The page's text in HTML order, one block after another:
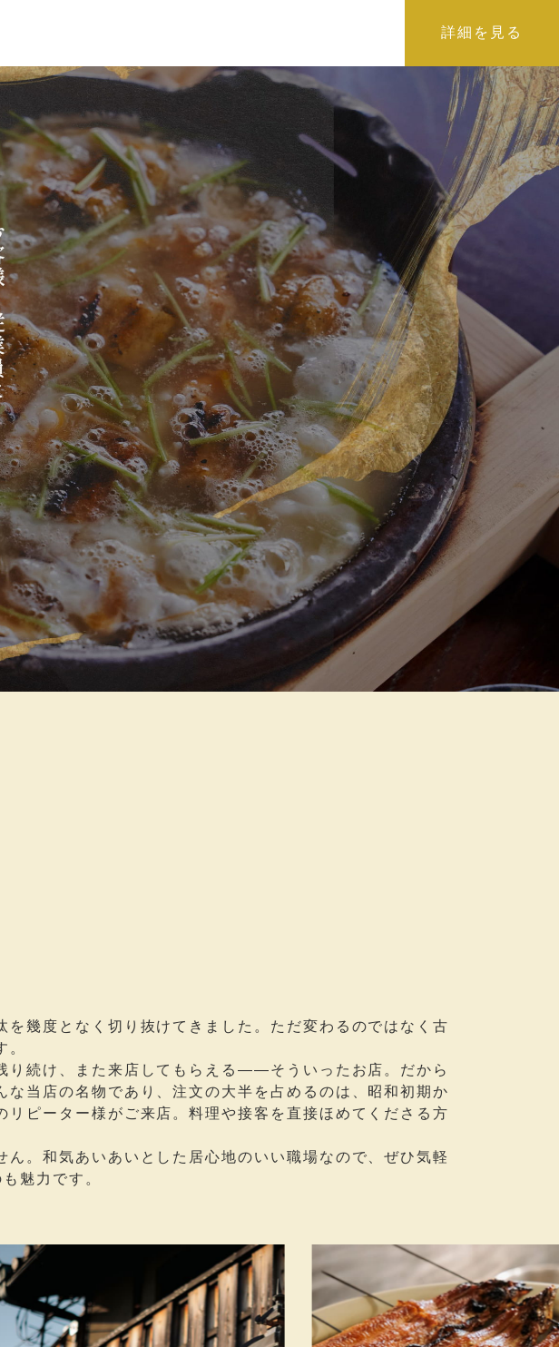
詳細を見る
幾度となく切り抜けてきました。ただ変わるのではなく古
。
り続け、また来店してもらえる――そういったお店。だから
当店の名物であり、注文の大半を占めるのは、昭和初期か
ピーター様がご来店。料理や接客を直接ほめてくださる方
。和気あいあいとした居心地のいい職場なので、ぜひ気軽
魅力です。